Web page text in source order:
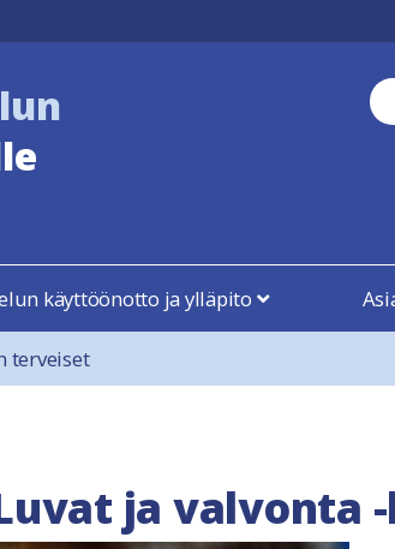
käyttöönotto ja ylläpito
terveiset
ja valvonta